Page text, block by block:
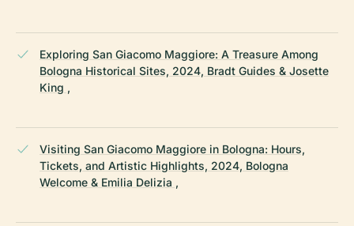
Exploring San Giacomo Maggiore: A Treasure Among
Bologna Historical Sites, 2024, Bradt Guides & Josette
King ,
Visiting San Giacomo Maggiore in Bologna: Hours,
Tickets, and Artistic Highlights, 2024, Bologna
Welcome & Emilia Delizia ,